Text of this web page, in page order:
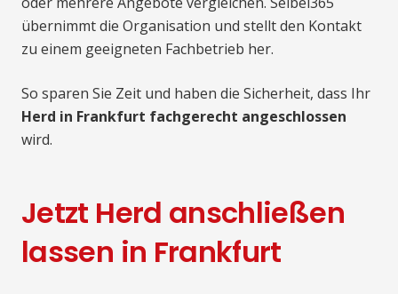
übernimmt die Organisation und stellt den Kontakt
zu einem geeigneten Fachbetrieb her.
So sparen Sie Zeit und haben die Sicherheit, dass Ihr
Herd in Frankfurt fachgerecht angeschlossen
wird.
Jetzt Herd anschließen
lassen in Frankfurt